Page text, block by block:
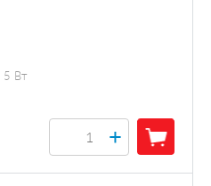
5 Вт
+